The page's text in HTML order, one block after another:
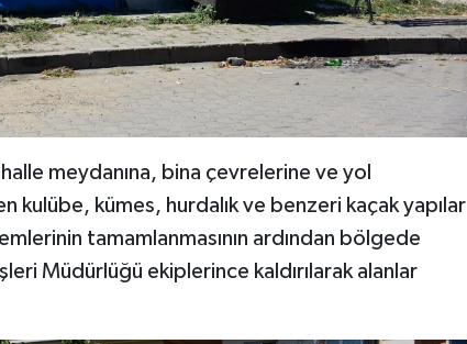
meydanına, bina çevrelerine ve yol
kulübe, kümes, hurdalık ve benzeri kaçak yapılar
tamamlanmasının ardından bölgede
Müdürlüğü ekiplerince kaldırılarak alanlar